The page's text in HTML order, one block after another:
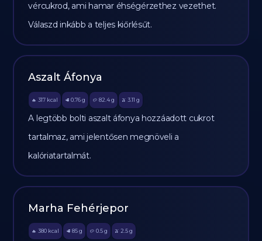
vércukrod, ami hamar éhségérzethez vezethet.
Válaszd inkább a teljes kiőrlésűt.
Aszalt Áfonya
🔥 317 kcal 🥩 0.76 g 🥔 82.4g 🫒 3.11 g
A legtöbb bolti aszalt áfonya hozzáadott cukrot
tartalmaz, ami jelentősen megnöveli a
kalóriatartalmát.
Marha Fehérjepor
🔥 380 kcal 🥩 85 g 🥔 0.5g 🫒 2.5 g